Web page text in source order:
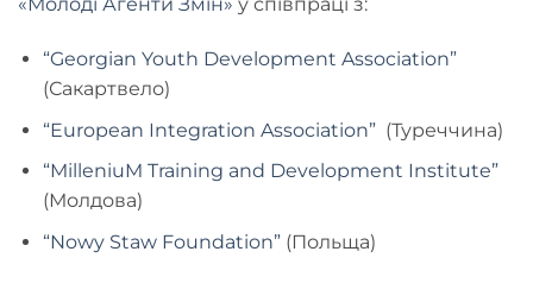
«Молоді Агенти Змін» у співпраці з:
“Georgian Youth Development Association”
(Сакартвело)
“European Integration Association”(Туреччина)
“MilleniuM Training and Development Institute”
(Молдова)
“Nowy Staw Foundation”(Польща)